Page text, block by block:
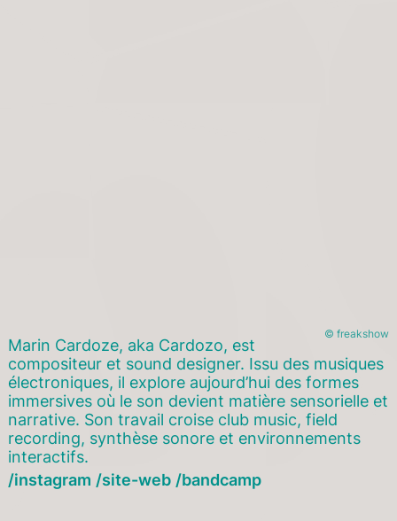
© freakshow
Marin Cardoze, aka Cardozo, est
compositeur et sound designer. Issu des musiques
électroniques, il explore aujourd’hui des formes
immersives où le son devient matière sensorielle et
narrative. Son travail croise club music, field
recording, synthèse sonore et environnements
interactifs.
instagram
site-web bandcamp